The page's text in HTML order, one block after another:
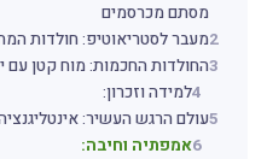
מסתם מכרסמים
2מעבר לסטריאוטיפ: חולדות
החולדות החכמות: מוח קטן עם
למידה וזכרון:
עולם הרגש העשיר:
6אמפתיה וחיבה: